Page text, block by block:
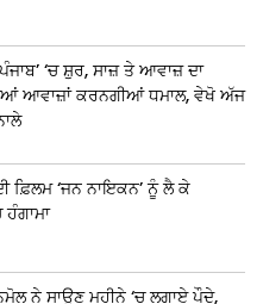
‘ਚ ਸ਼ੁਰ, ਸਾਜ਼ ਤੇ ਆਵਾਜ਼ ਦਾ
ਆਵਾਜ਼ਾਂ ਕਰਨਗੀਆਂ ਧਮਾਲ, ਵੇਖੋ ਅੱਜ
ਫ਼ਿਲਮ ‘ਜਨ ਨਾਇਕਨ’ ਨੂੰ ਲੈ ਕੇ
ਨੇ ਸਾਉਣ ਮਹੀਨੇ ‘ਚ ਲਗਾਏ ਪੌਦੇ,